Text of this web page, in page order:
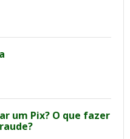
um Pix? O que fazer